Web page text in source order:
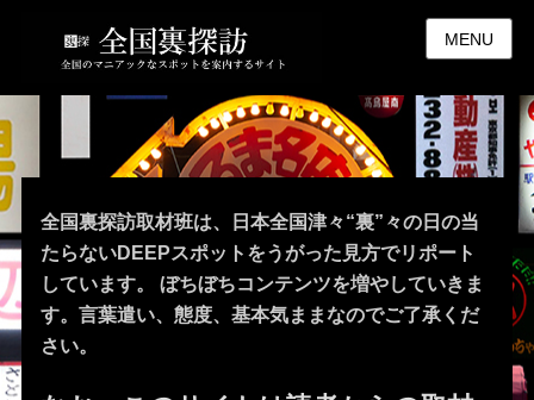
MENU
全国裏探訪取材班は、日本全国津々“裏”々の日の当
たらないDEEPスポットをうがった見方でリポート
しています。 ぼちぼちコンテンツを増やしていきま
す。言葉遣い、態度、基本気ままなのでご了承くだ
さい。